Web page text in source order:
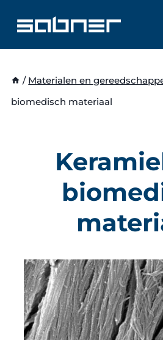
naar
inhoud
/ Materialen en
biomedisch materiaal